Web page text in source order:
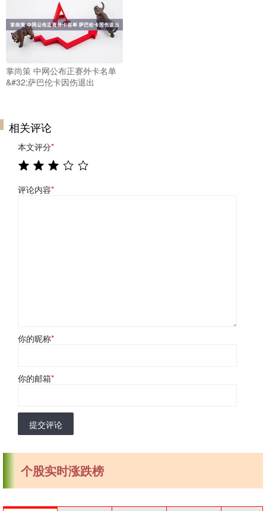
掌尚策 中网公布正赛外卡名单
&#32;萨巴伦卡因伤退出
相关评论
本文评分*
评论内容*
你的昵称*
你的邮箱*
提交评论
个股实时涨跌榜